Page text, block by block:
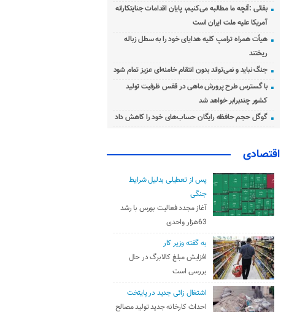
بقائی :آنچه ما مطالبه می‌کنیم، پایان اقدامات جنایتکارانه
آمریکا علیه ملت ایران است
هیأت همراه ترامپ کلیه هدایای خود را به سطل زباله
ریختند
جنگ نباید و نمی‌تواند بدون انتقام خامنه‌ای عزیز تمام شود
با گسترس طرح پرورش ماهی در قفس ظرفیت تولید
کشور چندبرابر خواهد شد
گوگل حجم حافظه رایگان حساب‌های خود را کاهش داد
اقتصادی
پس از تعطیلی بدلیل شرایط
جنگی
آغاز مجدد فعالیت بورس با رشد
63هزار واحدی
به گفته وزیر کار
افزایش مبلغ کالابرگ در حال
بررسی است
اشتغال زائی جدید در پایتخت
احداث کارخانه جدید تولید مصالح